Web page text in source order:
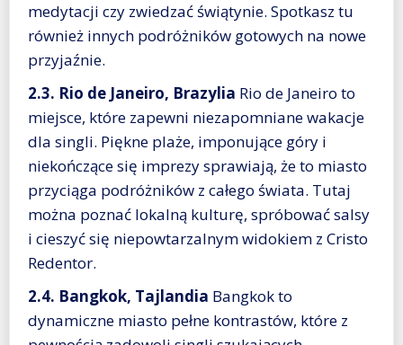
medytacji czy zwiedzać świątynie. Spotkasz tu
również innych podróżników gotowych na nowe
przyjaźnie.
2.3. Rio de Janeiro, Brazylia Rio de Janeiro to
miejsce, które zapewni niezapomniane wakacje
dla singli. Piękne plaże, imponujące góry i
niekończące się imprezy sprawiają, że to miasto
przyciąga podróżników z całego świata. Tutaj
można poznać lokalną kulturę, spróbować salsy
i cieszyć się niepowtarzalnym widokiem z Cristo
Redentor.
2.4. Bangkok, Tajlandia Bangkok to
dynamiczne miasto pełne kontrastów, które z